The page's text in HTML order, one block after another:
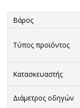
Βάρος
Τύπος προϊόντος
Κατασκευαστής
Διάμετρος οδηγών